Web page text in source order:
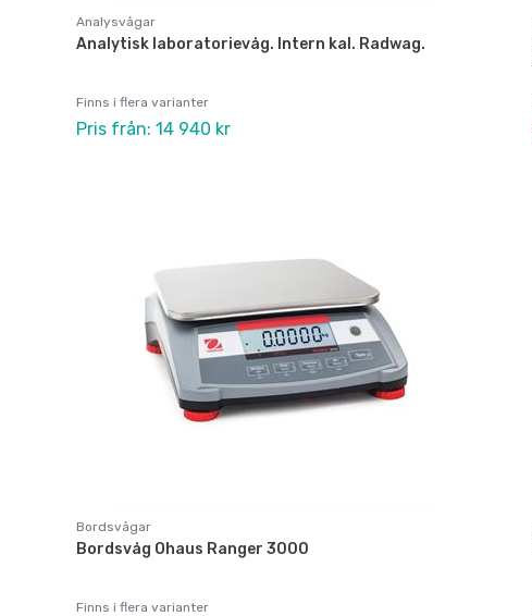
Analysvågar
Analytisk laboratorievåg. Intern kal. Radwag.
Finns i flera varianter
Pris från: 14 940 kr
Bordsvågar
Bordsvåg Ohaus Ranger 3000
Finns i flera varianter